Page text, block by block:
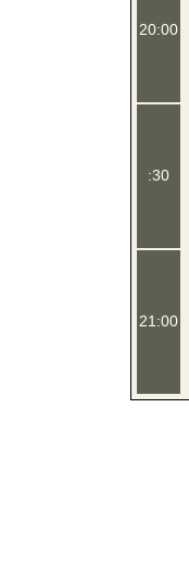
20:00
:30
21:00